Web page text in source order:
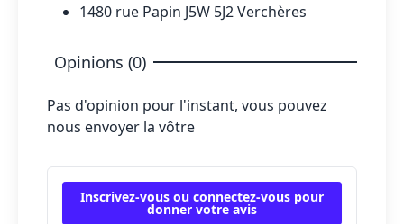
1480 rue Papin J5W 5J2 Verchères
Opinions (0)
Pas d'opinion pour l'instant, vous pouvez
nous envoyer la vôtre
Inscrivez-vous ou connectez-vous pour
donner votre avis